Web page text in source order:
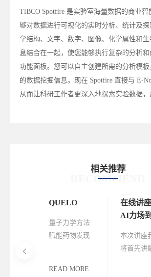
TIBCO Spotfire 是实验室海量数据的商业
够对数据进行可视化的实时分析、统计及
学结构、文字、数字、图像、化学属性和
息结合在一起，使您能够执行复杂的分析
功能面板。您可以自主创建所需的分析模
的数据挖掘信息。现在 Spotfire 直接与 E-
从而让科研工作者更深入地探索实验数据，
相关推荐
RECOMMEND
QUELO
量子力学方法
赋能药物发现
READ MORE
在线讲
AI力场
工作流
化和应
本次讲座
将首先讲